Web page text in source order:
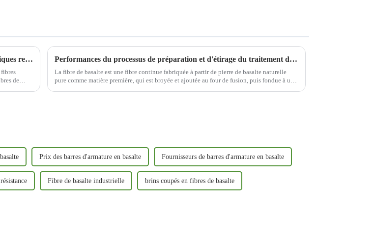
Application et avantages des matériaux composites thermoplastiques renforcés de fibres longues de basalte
de
Performances du processus de préparation et d'étirage du traitement des fibres de basalte
La fibre de basalte est une fibre continue fabriquée à partir de pierre de basalte naturelle
pure comme matière première, qui est broyée et ajoutée au four de fusion, puis fondue à une
Prix ​​des barres d'armature en basalte Fournisseurs de barres d'armature en basalte
Fibre de basalte industrielle brins coupés en fibres de basalte